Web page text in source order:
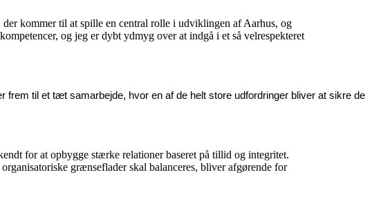
kommer til at spille en central rolle i udviklingen af Aarhus, og
og jeg er dybt ydmyg over at indgå i et så velrespekteret
frem til et tæt samarbejde, hvor en af de helt store udfordringer bliver at sikre de
for at opbygge stærke relationer baseret på tillid og integritet.
grænseflader skal balanceres, bliver afgørende for